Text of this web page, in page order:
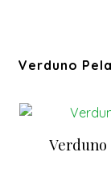
Wijnen
Cadeaubons |
Wijn- en
Verduno
Verduno